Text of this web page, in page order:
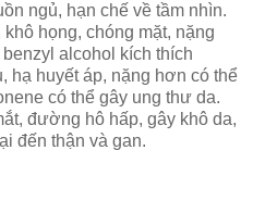
ngủ, hạn chế về tầm nhìn.
họng, chóng mặt, nặng
alcohol kích thích
hạ huyết áp, nặng hơn có thể
có thể gây ung thư da.
đường hô hấp, gây khô da,
đến thận và gan.